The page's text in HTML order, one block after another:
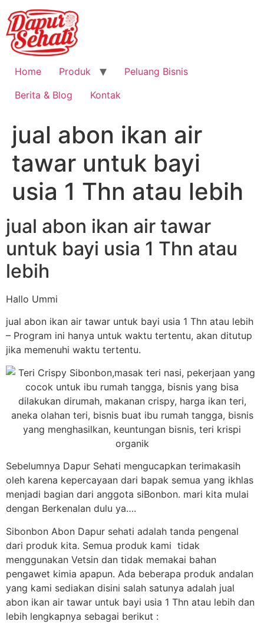
Home Produk
Peluang Bisnis
Berita & Blog
Kontak
jual abon ikan air
tawar untuk bayi
usia 1 Thn atau lebih
jual abon ikan air tawar
untuk bayi usia 1 Thn atau
lebih
Hallo Ummi
jual abon ikan air tawar untuk bayi usia 1 Thn atau lebih
– Program ini hanya untuk waktu tertentu, akan ditutup
jika memenuhi waktu tertentu.
Sebelumnya Dapur Sehati mengucapkan terimakasih
oleh karena kepercayaan dari bapak semua yang ikhlas
menjadi bagian dari anggota siBonbon. mari kita mulai
dengan Berkenalan dulu ya….
Sibonbon Abon Dapur sehati adalah tanda pengenal
dari produk kita. Semua produk kami tidak
menggunakan Vetsin dan tidak memakai bahan
pengawet kimia apapun. Ada beberapa produk andalan
yang kami sediakan disini salah satunya adalah jual
abon ikan air tawar untuk bayi usia 1 Thn atau lebih dan
lebih lengkapnya sebagai berikut :